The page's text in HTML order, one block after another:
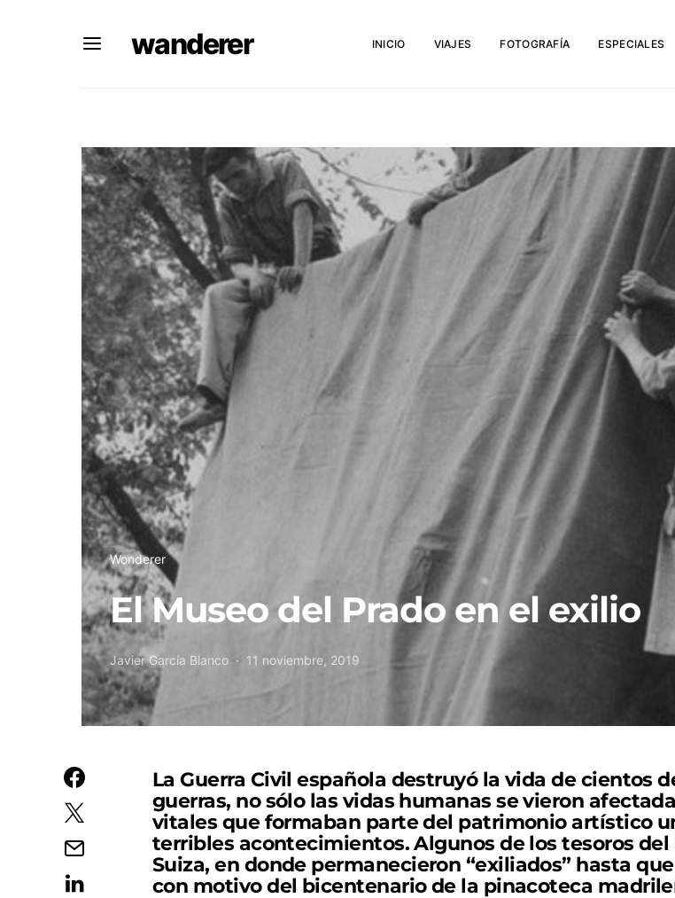
wanderer INICIO VIAJES FOTOGRAFÍA ESPECIALES
Wonderer
El Museo del Prado en el exilio
Javier García Blanco 11 noviembre, 2019
La Guerra Civil española destruyó la vida de cientos
guerras, no sólo las vidas humanas se vieron
vitales que formaban parte del patrimonio artístico
terribles acontecimientos. Algunos de los tesoros
Suiza, en donde permanecieron “exiliados” hasta
con motivo del bicentenario de la pinacoteca